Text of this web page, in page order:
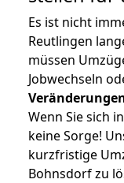
Es ist nicht
Reutlingen
müssen
Jobwechseln
Wenn Sie sich
keine Sorge!
kurzfristige
Bohnsdorf zu